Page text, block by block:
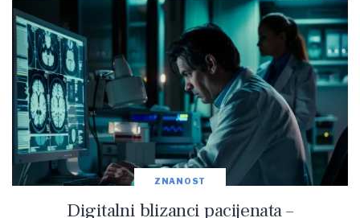
ZNANOST
Digitalni blizanci pacijenata –